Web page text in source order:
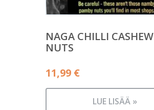
NAGA CHILLI CASHEW
NUTS
11,99 €
LUE LISÄÄ »